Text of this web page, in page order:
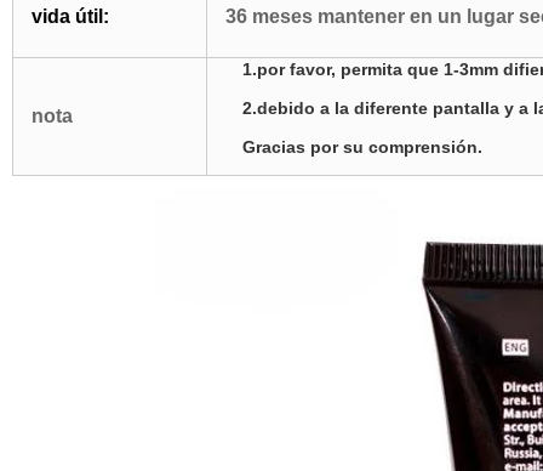
vida útil: 36 meses mantener en un lugar
nota
1.por favor, permita que 1-3mm
2.debido a la diferente pantalla y a
Gracias por su comprensión.